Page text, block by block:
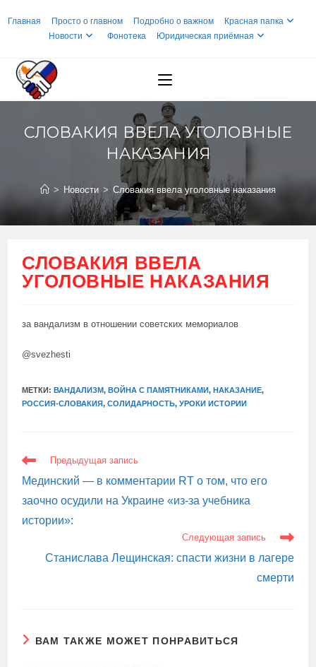
Главная Просто о главном Подробно о важном
Красная папка
Новости
Фонотека Юридическая приёмная
СЛОВАКИЯ ВВЕЛА УГОЛОВНЫЕ
НАКАЗАНИЯ
> Новости > Словакия ввела уголовные наказания
СЛОВАКИЯ ВВЕЛА
УГОЛОВНЫЕ НАКАЗАНИЯ
за вандализм в отношении советских мемориалов
@svezhesti
МЕТКИ:ВАНДАЛИЗМ, ВОЙНА С ПАМЯТНИКАМИ, НАКАЗАНИЕ,
РОССИЯ-СЛОВАКИЯ, СОЛИДАРНОСТЬ, УРОКИ ИСТОРИИ
ЕЩЕ
СТАТЬИ
Предыдущая запись
Мединский — в комментарии RT о том, что его
заочно осудили на Украине «из-за учебника
истории»:
Следующая запись
Станислава Лещинская: спасти жизни в лагере
смерти
ВАМ ТАКЖЕ МОЖЕТ ПОНРАВИТЬСЯ